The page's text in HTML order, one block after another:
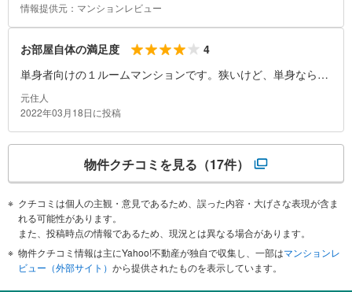
情報提供元：マンションレビュー
お部屋自体の満足度
4
単身者向けの１ルームマンションです。狭いけど、単身なら問
題ない。
元住人
2022年03月18日に投稿
物件クチコミを見る （17件）
クチコミは個人の主観・意見であるため、誤った内容・大げさな表現が含ま
れる可能性があります。
また、投稿時点の情報であるため、現況とは異なる場合があります。
物件クチコミ情報は主にYahoo!不動産が独自で収集し、一部はマンションレ
ビュー（外部サイト） から提供されたものを表示しています。